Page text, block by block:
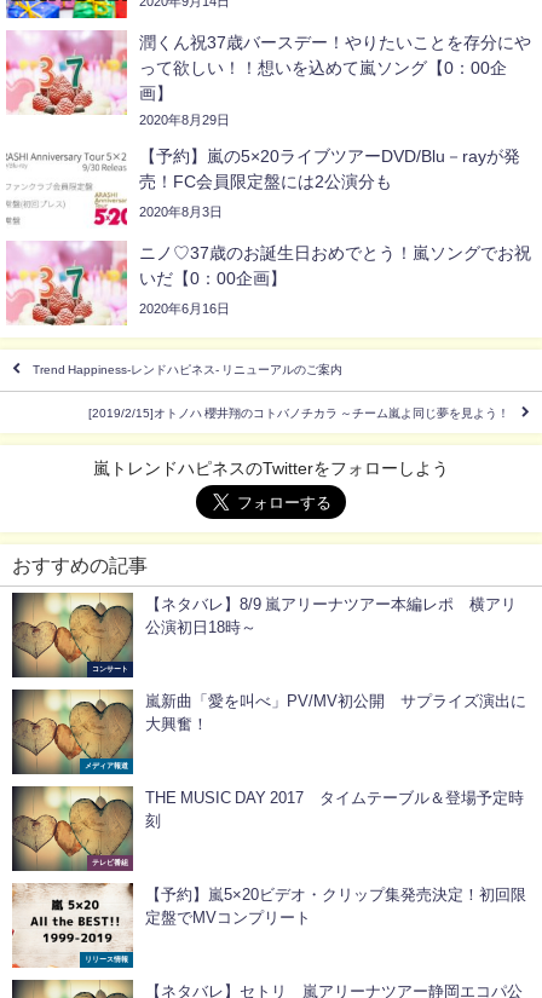
潤くん祝37歳バースデー！やりたいことを存分にや
って欲しい！！想いを込めて嵐ソング【0：00企
画】
2020年8月29日
【予約】嵐の5×20ライブツアーDVD/Blu－rayが発
売！FC会員限定盤には2公演分も
2020年8月3日
ニノ♡37歳のお誕生日おめでとう！嵐ソングでお祝
いだ【0：00企画】
2020年6月16日
Trend Happiness-レンドハピネス- リニューアルのご案内
[2019/2/15]オトノハ 櫻井翔のコトバノチカラ ～チーム嵐よ同じ夢を見よう！
嵐トレンドハピネスのTwitterをフォローしよう
おすすめの記事
コンサート
【ネタバレ】8/9 嵐アリーナツアー本編レポ 横アリ
公演初日18時～
メディア報道
嵐新曲「愛を叫べ」PV/MV初公開 サプライズ演出に
大興奮！
テレビ番組
THE MUSIC DAY 2017 タイムテーブル＆登場予定時
刻
リリース情報
【予約】嵐5×20ビデオ・クリップ集発売決定！初回限
定盤でMVコンプリート
【ネタバレ】セトリ 嵐アリーナツアー静岡エコパ公